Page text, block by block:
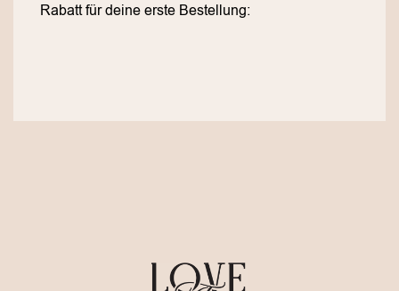
Rabatt für deine erste Bestellung: